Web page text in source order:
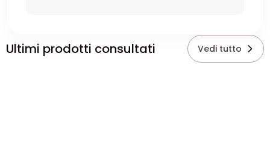
Ultimi prodotti consultati Vedi tutto